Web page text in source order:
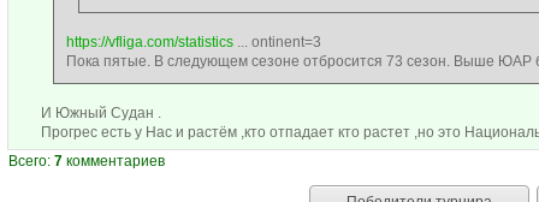
https://vfliga.com/statistics... ontinent=3
Пока пятые. В следующем сезоне отбросится 73 сезон. Выше ЮАР
И Южный Судан .
Прогрес есть у Нас и растём ,кто отпадает кто растет ,но это
Всего: 7 комментариев